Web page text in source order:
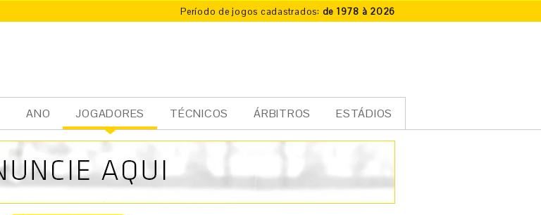
Período de jogos cadastrados: de 1978 à 2026
ANO JOGADORES TÉCNICOS ÁRBITROS ESTÁDIOS
cia
l